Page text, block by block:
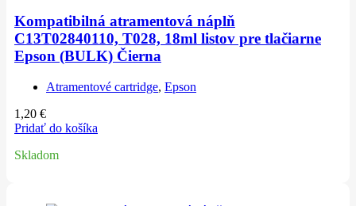
Kompatibilná atramentová náplň
C13T02840110, T028, 18ml listov pre tlačiarne
Epson (BULK) Čierna
Atramentové cartridge, Epson
1,20 €
Pridať do košíka
Skladom